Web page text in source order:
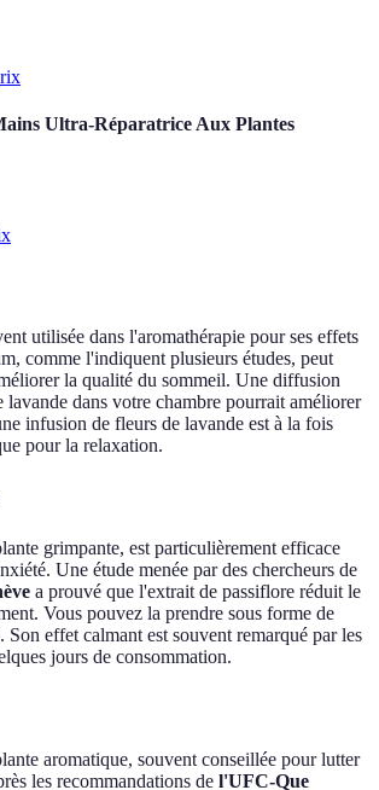
Ultra-Réparatrice Aux Plantes
utilisée dans l'aromathérapie pour ses effets
comme l'indiquent plusieurs études, peut
la qualité du sommeil. Une diffusion
lavande dans votre chambre pourrait améliorer
infusion de fleurs de lavande est à la fois
pour la relaxation.
grimpante, est particulièrement efficace
Une étude menée par des chercheurs de
a prouvé que l'extrait de passiflore réduit le
Vous pouvez la prendre sous forme de
Son effet calmant est souvent remarqué par les
jours de consommation.
aromatique, souvent conseillée pour lutter
les recommandations de l'UFC-Que